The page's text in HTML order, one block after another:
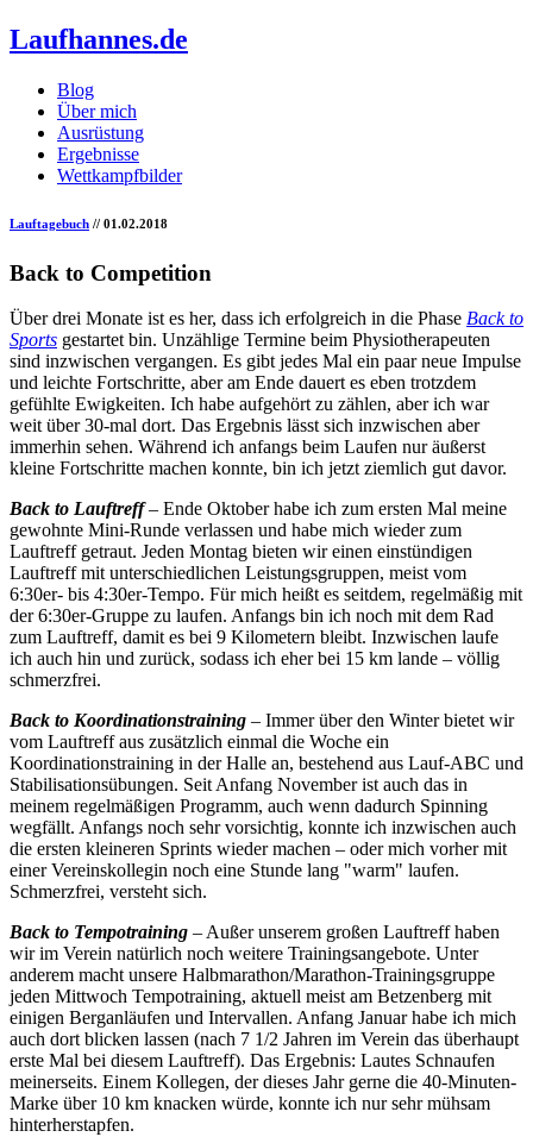
Laufhannes.de
Blog
Über mich
Ausrüstung
Ergebnisse
Wettkampfbilder
Lauftagebuch // 01.02.2018
Back to Competition
Über drei Monate ist es her, dass ich erfolgreich in die Phase Back to
Sports gestartet bin. Unzählige Termine beim Physiotherapeuten
sind inzwischen vergangen. Es gibt jedes Mal ein paar neue Impulse
und leichte Fortschritte, aber am Ende dauert es eben trotzdem
gefühlte Ewigkeiten. Ich habe aufgehört zu zählen, aber ich war
weit über 30-mal dort. Das Ergebnis lässt sich inzwischen aber
immerhin sehen. Während ich anfangs beim Laufen nur äußerst
kleine Fortschritte machen konnte, bin ich jetzt ziemlich gut davor.
Back to Lauftreff– Ende Oktober habe ich zum ersten Mal meine
gewohnte Mini-Runde verlassen und habe mich wieder zum
Lauftreff getraut. Jeden Montag bieten wir einen einstündigen
Lauftreff mit unterschiedlichen Leistungsgruppen, meist vom
6:30er- bis 4:30er-Tempo. Für mich heißt es seitdem, regelmäßig mit
der 6:30er-Gruppe zu laufen. Anfangs bin ich noch mit dem Rad
zum Lauftreff, damit es bei 9 Kilometern bleibt. Inzwischen laufe
ich auch hin und zurück, sodass ich eher bei 15 km lande – völlig
schmerzfrei.
Back to Koordinationstraining – Immer über den Winter bietet wir
vom Lauftreff aus zusätzlich einmal die Woche ein
Koordinationstraining in der Halle an, bestehend aus Lauf-ABC und
Stabilisationsübungen. Seit Anfang November ist auch das in
meinem regelmäßigen Programm, auch wenn dadurch Spinning
wegfällt. Anfangs noch sehr vorsichtig, konnte ich inzwischen auch
die ersten kleineren Sprints wieder machen – oder mich vorher mit
einer Vereinskollegin noch eine Stunde lang "warm" laufen.
Schmerzfrei, versteht sich.
Back to Tempotraining – Außer unserem großen Lauftreff haben
wir im Verein natürlich noch weitere Trainingsangebote. Unter
anderem macht unsere Halbmarathon/Marathon-Trainingsgruppe
jeden Mittwoch Tempotraining, aktuell meist am Betzenberg mit
einigen Berganläufen und Intervallen. Anfang Januar habe ich mich
auch dort blicken lassen (nach 7 1/2 Jahren im Verein das überhaupt
erste Mal bei diesem Lauftreff). Das Ergebnis: Lautes Schnaufen
meinerseits. Einem Kollegen, der dieses Jahr gerne die 40-Minuten-
Marke über 10 km knacken würde, konnte ich nur sehr mühsam
hinterherstapfen.